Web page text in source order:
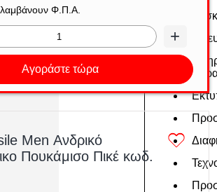
Men Ανδρικό
Πουκάμισο Πικέ κωδ.
Φ.Π.Α.
+
Αγοράστε τώρα